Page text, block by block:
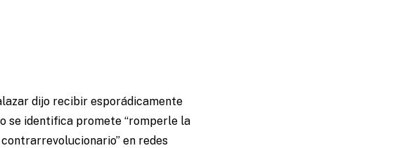
dijo recibir esporádicamente
se identifica promete “romperle la
en redes